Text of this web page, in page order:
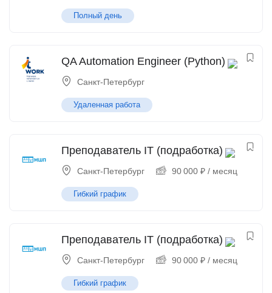
Полный день
QA Automation Engineer (Python)
Санкт-Петербург
Удаленная работа
Преподаватель IT (подработка)
Санкт-Петербург 90 000 ₽ / месяц
Гибкий график
Преподаватель IT (подработка)
Санкт-Петербург 90 000 ₽ / месяц
Гибкий график